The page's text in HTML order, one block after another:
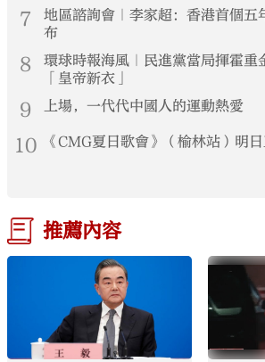
7
地區諮詢會｜李家超：香港首個五
布
8
環球時報海風｜民進黨當局揮霍重
「皇帝新衣」
9 上場，一代代中國人的運動熱愛
10 《CMG夏日歌會》（榆林站）明
推薦內容